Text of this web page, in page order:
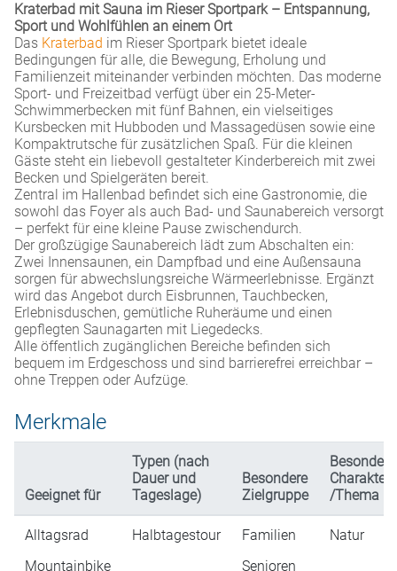
Kraterbad mit Sauna im Rieser Sportpark – Entspannung,
Sport und Wohlfühlen an einem Ort
Das Kraterbad im Rieser Sportpark bietet ideale
Bedingungen für alle, die Bewegung, Erholung und
Familienzeit miteinander verbinden möchten. Das moderne
Sport- und Freizeitbad verfügt über ein 25‑Meter-
Schwimmerbecken mit fünf Bahnen, ein vielseitiges
Kursbecken mit Hubboden und Massagedüsen sowie eine
Kompaktrutsche für zusätzlichen Spaß. Für die kleinen
Gäste steht ein liebevoll gestalteter Kinderbereich mit zwei
Becken und Spielgeräten bereit.
Zentral im Hallenbad befindet sich eine Gastronomie, die
sowohl das Foyer als auch Bad- und Saunabereich versorgt
– perfekt für eine kleine Pause zwischendurch.
Der großzügige Saunabereich lädt zum Abschalten ein:
Zwei Innensaunen, ein Dampfbad und eine Außensauna
sorgen für abwechslungsreiche Wärmeerlebnisse. Ergänzt
wird das Angebot durch Eisbrunnen, Tauchbecken,
Erlebnisduschen, gemütliche Ruheräume und einen
gepflegten Saunagarten mit Liegedecks.
Alle öffentlich zugänglichen Bereiche befinden sich
bequem im Erdgeschoss und sind barrierefrei erreichbar –
ohne Treppen oder Aufzüge.
Merkmale
Geeignet für
Typen (nach
Dauer und
Tageslage)
Besondere
Zielgruppe
Besondere
/Thema
Alltagsrad
Mountainbike
Halbtagestour
Familien
Senioren
Natur